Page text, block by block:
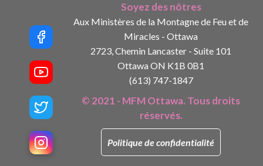
Soyez des nôtres
Aux Ministères de la Montagne de Feu et de
Miracles - Ottawa
2723, Chemin Lancaster - Suite 101
Ottawa ON K1B 0B1
(613) 747-1847
© 2021 - MFM Ottawa. Tous droits
réservés.
Politique de confidentialité